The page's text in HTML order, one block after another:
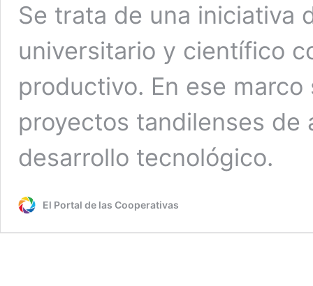
Se trata de una iniciativa
universitario y científico
productivo. En ese
proyectos tandilenses de
desarrollo tecnológico.
El Portal de las Cooperativas